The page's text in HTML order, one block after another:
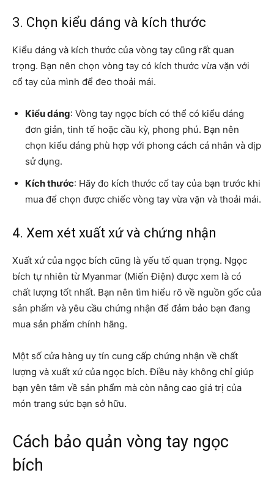
3. Chọn kiểu dáng và kích thước
Kiểu dáng và kích thước của vòng tay cũng rất quan
trọng. Bạn nên chọn vòng tay có kích thước vừa vặn với
cổ tay của mình để đeo thoải mái.
Kiểu dáng: Vòng tay ngọc bích có thể có kiểu dáng
đơn giản, tinh tế hoặc cầu kỳ, phong phú. Bạn nên
chọn kiểu dáng phù hợp với phong cách cá nhân và dịp
sử dụng.
Kích thước: Hãy đo kích thước cổ tay của bạn trước khi
mua để chọn được chiếc vòng tay vừa vặn và thoải mái.
4. Xem xét xuất xứ và chứng nhận
Xuất xứ của ngọc bích cũng là yếu tố quan trọng. Ngọc
bích tự nhiên từ Myanmar (Miến Điện) được xem là có
chất lượng tốt nhất. Bạn nên tìm hiểu rõ về nguồn gốc của
sản phẩm và yêu cầu chứng nhận để đảm bảo bạn đang
mua sản phẩm chính hãng.
Một số cửa hàng uy tín cung cấp chứng nhận về chất
lượng và xuất xứ của ngọc bích. Điều này không chỉ giúp
bạn yên tâm về sản phẩm mà còn nâng cao giá trị của
món trang sức bạn sở hữu.
Cách bảo quản vòng tay ngọc
bích